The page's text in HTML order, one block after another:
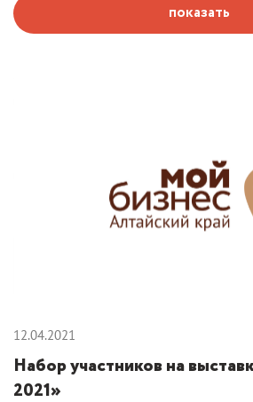
показать
12.04.2021
Набор участников на
2021»